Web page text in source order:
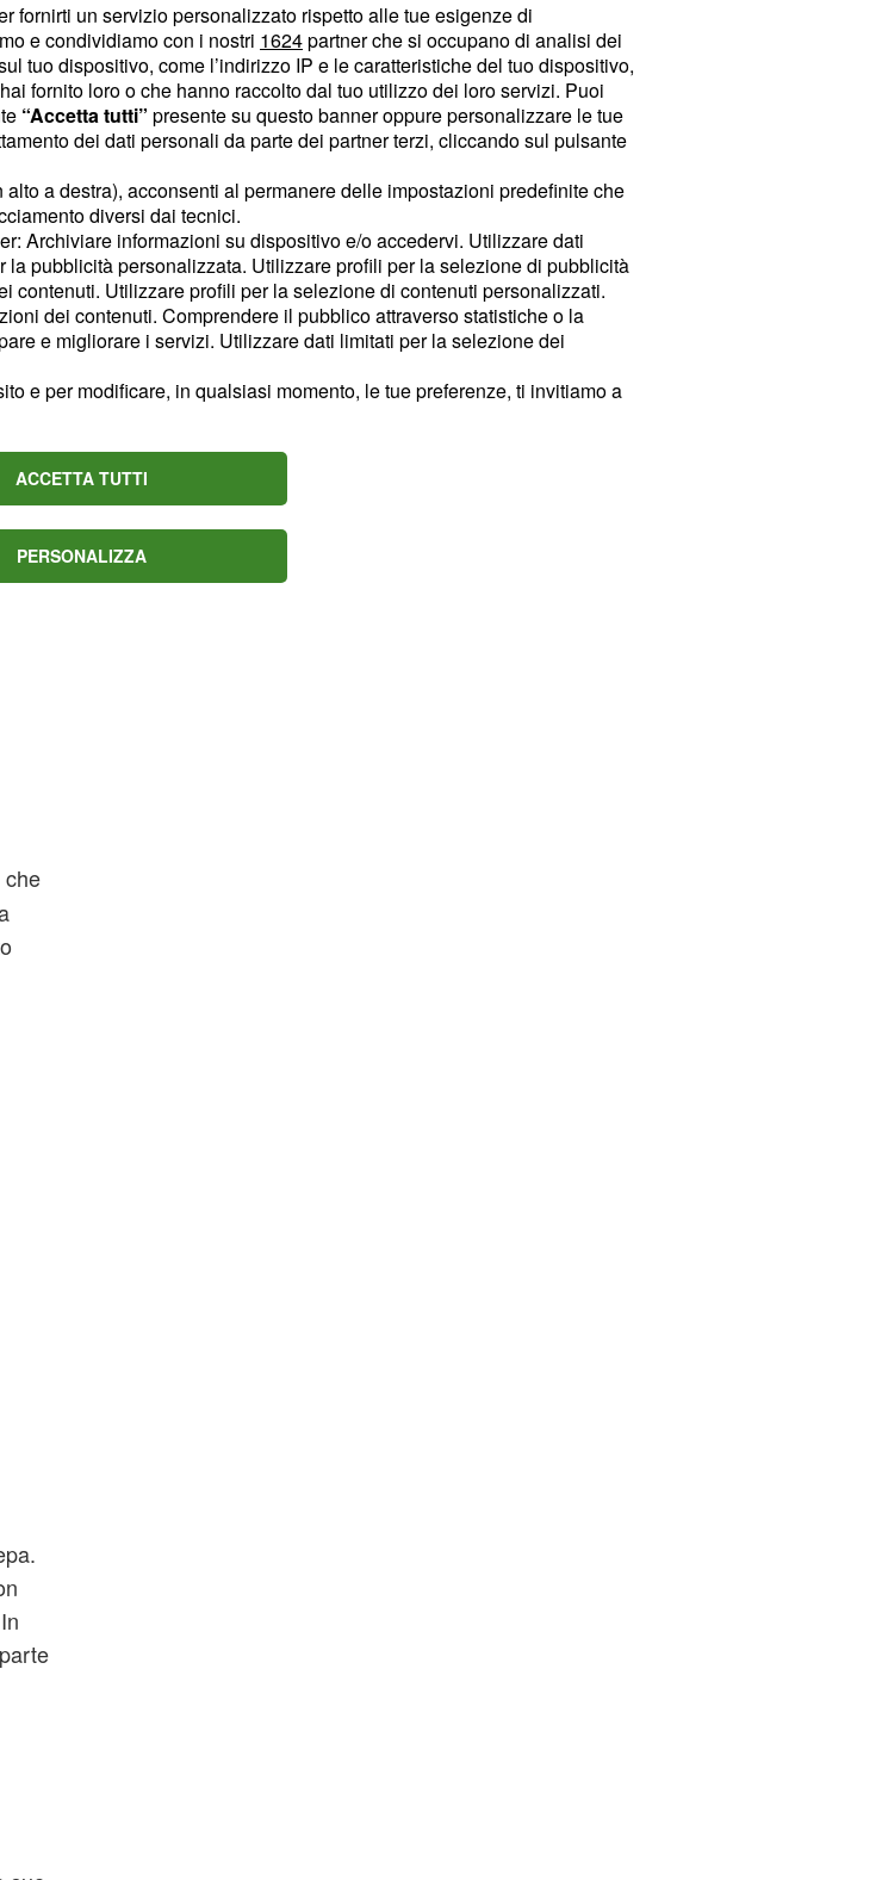
fornirti un servizio personalizzato rispetto alle tue esigenze di
e condividiamo con i nostri 1624partner che si occupano di analisi dei
tuo dispositivo, come l’indirizzo IP e le caratteristiche del tuo dispositivo,
fornito loro o che hanno raccolto dal tuo utilizzo dei loro servizi. Puoi
“Accetta tutti” presente su questo banner oppure personalizzare le tue
dei dati personali da parte dei partner terzi, cliccando sul pulsante
alto a destra), acconsenti al permanere delle impostazioni predefinite che
diversi dai tecnici.
Archiviare informazioni su dispositivo e/o accedervi. Utilizzare dati
pubblicità personalizzata. Utilizzare profili per la selezione di pubblicità
contenuti. Utilizzare profili per la selezione di contenuti personalizzati.
dei contenuti. Comprendere il pubblico attraverso statistiche o la
e migliorare i servizi. Utilizzare dati limitati per la selezione dei
e per modificare, in qualsiasi momento, le tue preferenze, ti invitiamo a
ACCETTA TUTTI
PERSONALIZZA